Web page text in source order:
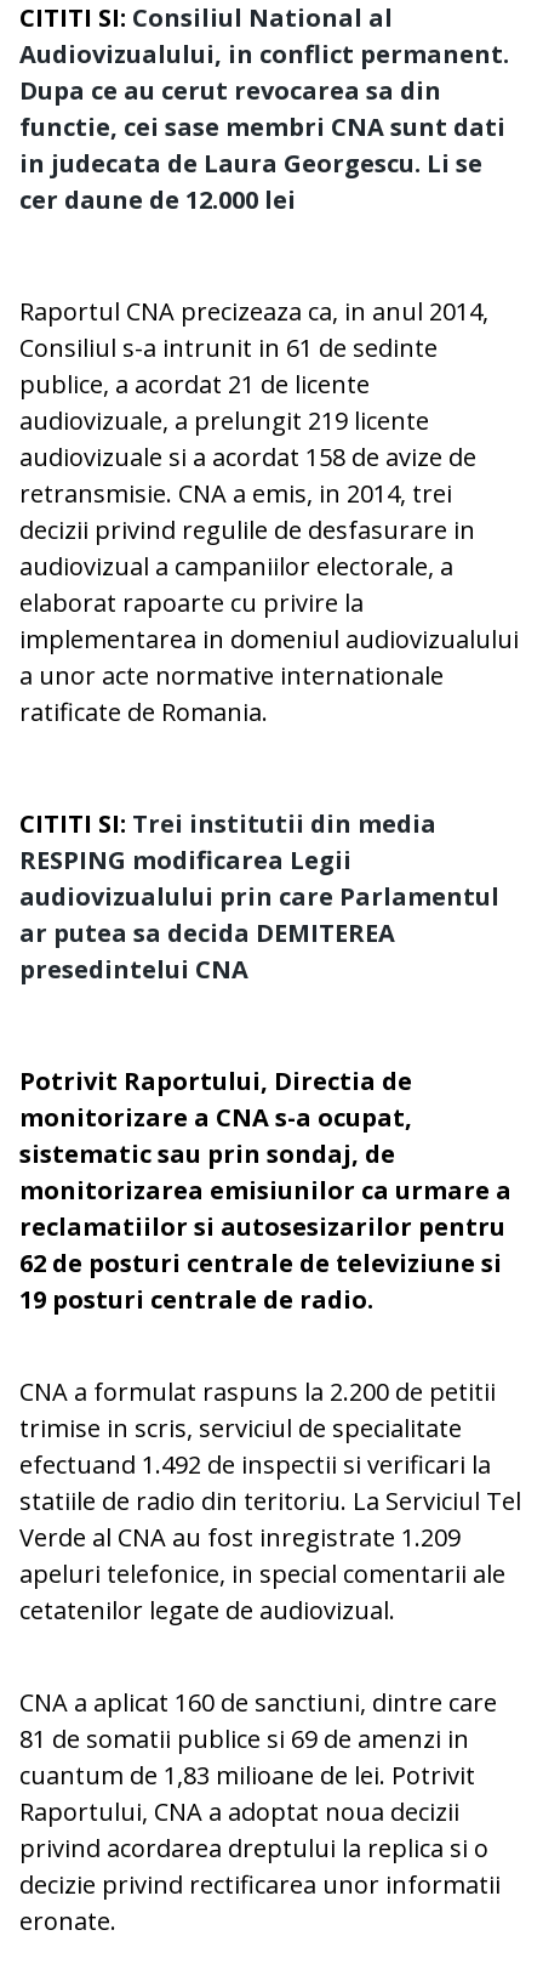
CITITI SI: Consiliul National al
Audiovizualului, in conflict permanent.
Dupa ce au cerut revocarea sa din
functie, cei sase membri CNA sunt dati
in judecata de Laura Georgescu. Li se
cer daune de 12.000 lei
Raportul CNA precizeaza ca, in anul 2014,
Consiliul s-a intrunit in 61 de sedinte
publice, a acordat 21 de licente
audiovizuale, a prelungit 219 licente
audiovizuale si a acordat 158 de avize de
retransmisie. CNA a emis, in 2014, trei
decizii privind regulile de desfasurare in
audiovizual a campaniilor electorale, a
elaborat rapoarte cu privire la
implementarea in domeniul audiovizualului
a unor acte normative internationale
ratificate de Romania.
CITITI SI: Trei institutii din media
RESPING modificarea Legii
audiovizualului prin care Parlamentul
ar putea sa decida DEMITEREA
presedintelui CNA
Potrivit Raportului, Directia de
monitorizare a CNA s-a ocupat,
sistematic sau prin sondaj, de
monitorizarea emisiunilor ca urmare a
reclamatiilor si autosesizarilor pentru
62 de posturi centrale de televiziune si
19 posturi centrale de radio.
CNA a formulat raspuns la 2.200 de petitii
trimise in scris, serviciul de specialitate
efectuand 1.492 de inspectii si verificari la
statiile de radio din teritoriu. La Serviciul Tel
Verde al CNA au fost inregistrate 1.209
apeluri telefonice, in special comentarii ale
cetatenilor legate de audiovizual.
CNA a aplicat 160 de sanctiuni, dintre care
81 de somatii publice si 69 de amenzi in
cuantum de 1,83 milioane de lei. Potrivit
Raportului, CNA a adoptat noua decizii
privind acordarea dreptului la replica si o
decizie privind rectificarea unor informatii
eronate.